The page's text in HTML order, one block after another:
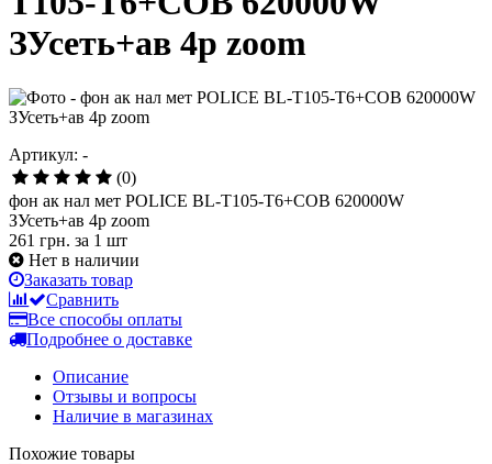
ЗУсеть+ав 4р zoom
Артикул: -
(0)
фон ак нал мет POLICE BL-T105-T6+COB 620000W
ЗУсеть+ав 4р zoom
261 грн. за 1 шт
Нет в наличии
Заказать товар
Сравнить
Все способы оплаты
Подробнее о доставке
Описание
Отзывы и вопросы
Наличие в магазинах
Похожие товары